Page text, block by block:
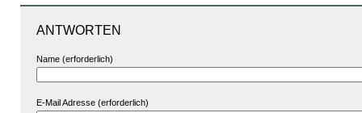
ANTWORTEN
Name (erforderlich)
E-Mail Adresse (erforderlich)